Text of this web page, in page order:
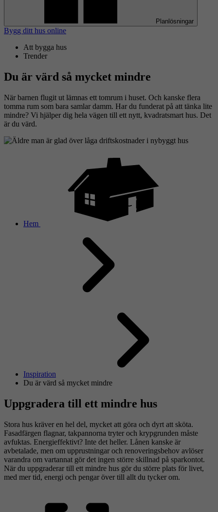
Planlösningar
Bygg ditt hus online
Att bygga hus
Trender
Du är värd så mycket mindre
När barnen flugit ut lämnas ett tomrum i huset. Och kanske flera
tomma rum som bara samlar damm. Har du funderat på att tänka lite
mindre? Vi hjälper dig hela vägen till ett nytt, kvadratsmart hus. Det
är du värd.
Hem
Inspiration
Du är värd så mycket mindre
Uppgradera till ett mindre hus
Stora hus kräver en hel del, mycket att göra och dyrt att sköta.
Fasadfärgen flagnar, takpannorna tryter och krypgrunden måste
avfuktas. Energieffektivt? Inte det heller. Lånen kanske är
avbetalade, men om upprustningar och renoveringsbehov avlöser
varandra om vartannat gör det ingen större skillnad på sparkontot.
När du uppgraderar till ett mindre hus gör du större plats för livet,
med mer tid, energi och pengar över till allt du tycker om.